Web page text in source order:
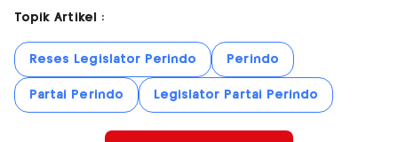
Topik Artikel :
Reses Legislator Perindo Perindo
Partai Perindo Legislator Partai Perindo